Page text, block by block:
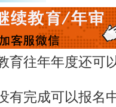
育往年年度还可
有完成可以报名